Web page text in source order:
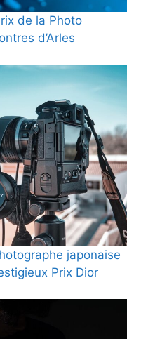
de la Photo
d’Arles
japonaise
Prix Dior